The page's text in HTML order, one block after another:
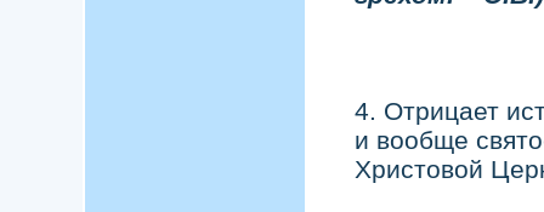
4. Отрицает
и вообще
Христовой